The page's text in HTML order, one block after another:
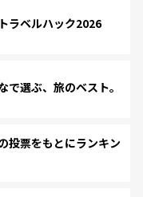
ラベルハック2026
選ぶ、旅のベスト。
票をもとにランキン